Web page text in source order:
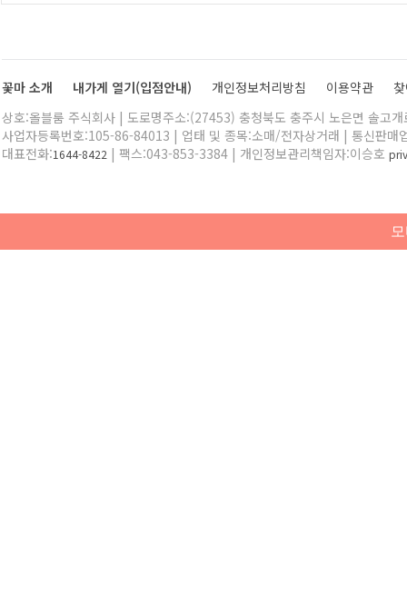
꽃마 소개 내가게 열기(입점안내) 개인정보처리방침 이용약관
상호:올블룸 주식회사 | 도로명주소:(27453) 충청북도 충주시 노은면 솔고
사업자등록번호:105-86-84013 | 업태 및 종목:소매/전자상거래 | 통신판매
대표전화:1644-8422 | 팩스:043-853-3384 | 개인정보관리책임자:이승호